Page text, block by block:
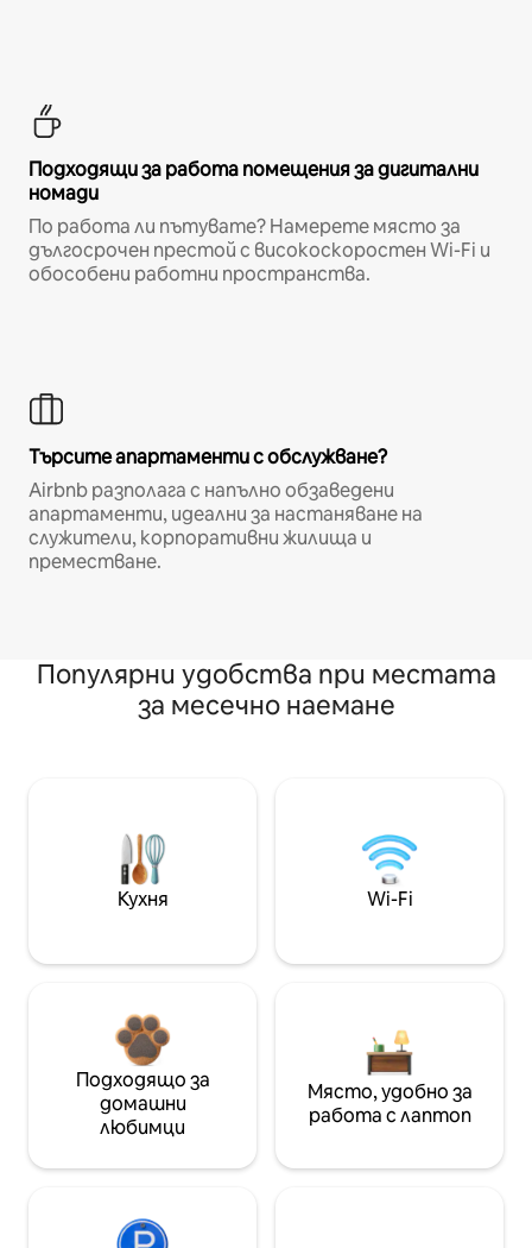
Подходящи за работа помещения за дигитални
номади
По работа ли пътувате? Намерете място за
дългосрочен престой с високоскоростен Wi-Fi и
обособени работни пространства.
Търсите апартаменти с обслужване?
Airbnb разполага с напълно обзаведени
апартаменти, идеални за настаняване на
служители, корпоративни жилища и
преместване.
Популярни удобства при местата
за месечно наемане
Кухня Wi-Fi
Подходящо за
домашни
любимци
Място, удобно за
работа с лаптоп